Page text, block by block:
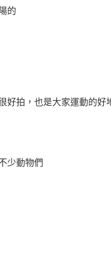
的
好拍，也是大家運動的好
少動物們